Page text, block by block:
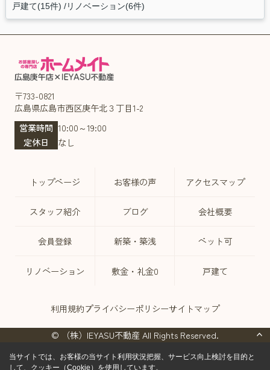
戸建て(15件) リノベーション(6件)
〒733-0821
広島県広島市西区庚午北３丁目1-2
営業時間 10:00～19:00
定休日
なし
トップページ お客様の声 アクセスマップ
スタッフ紹介 ブログ 会社概要
会員登録 新築・築浅 ペット可
リノベーション 敷金・礼金0 戸建て
利用規約プライバシーポリシーサイトマップ
© （株）IEYASU不動産 All Rights Reserved.
当サイトでは、お客様の当サイト利用状況把握、サービス向上検討を目的と
して、クッキー（Cookie）を使用しています。